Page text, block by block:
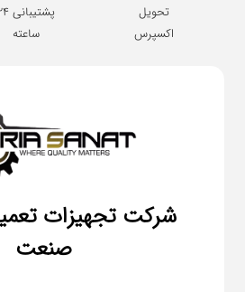
تحویل
اکسپرس
ساعته
شرکت تجهیزات
صنعت